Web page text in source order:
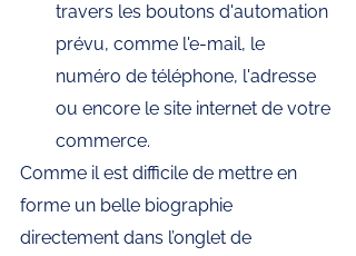
travers les boutons d'automation
prévu, comme l'e-mail, le
numéro de téléphone, l'adresse
ou encore le site internet de votre
commerce.
Comme il est difficile de mettre en
forme un belle biographie
directement dans l’onglet de